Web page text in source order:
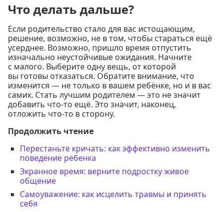
Что делать дальше?
Если родительство стало для вас истощающим,
решение, возможно, не в том, чтобы стараться ещё
усерднее. Возможно, пришло время отпустить
изначально неустойчивые ожидания. Начните
с малого. Выберите одну вещь, от которой
вы готовы отказаться. Обратите внимание, что
изменится — не только в вашем ребёнке, но и в вас
самих. Стать лучшим родителем — это не значит
добавить что-то ещё. Это значит, наконец,
отложить что-то в сторону.
Продолжить чтение
Перестаньте кричать: как эффективно изменить
поведение ребенка
Экранное время: верните подростку живое
общение
Самоуважение: как исцелить травмы и принять
себя